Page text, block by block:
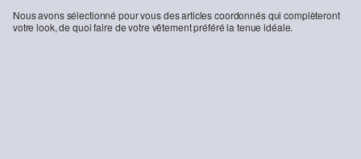
Nous avons sélectionné pour vous des articles coordonnés qui complèteront
votre look, de quoi faire de votre vêtement préféré la tenue idéale.